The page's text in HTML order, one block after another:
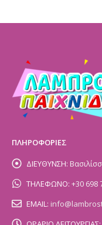
ΠΛΗΡΟΦΟΡΙΕΣ
ΔΙΕΥΘΥΝΣΗ:
ΤΗΛΕΦΩΝΟ: +30 698
EMAIL: